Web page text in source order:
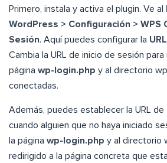
Primero, instala y activa el plugin. Ve al
WordPress > Configuración > WPS
Sesión. Aquí puedes configurar la URL
Cambia la URL de inicio de sesión
página wp-login.php y al directorio
conectadas.
Además, puedes establecer la URL de
cuando alguien que no haya iniciado
la página wp-login.php y al directorio
redirigido a la página concreta que